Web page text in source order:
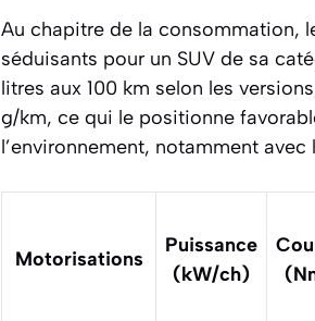
Au chapitre de la consommation,
séduisants pour un SUV de sa
litres aux 100 km selon les
g/km, ce qui le positionne
l’environnement, notamment
Motorisations
Puissance
(kW/ch)